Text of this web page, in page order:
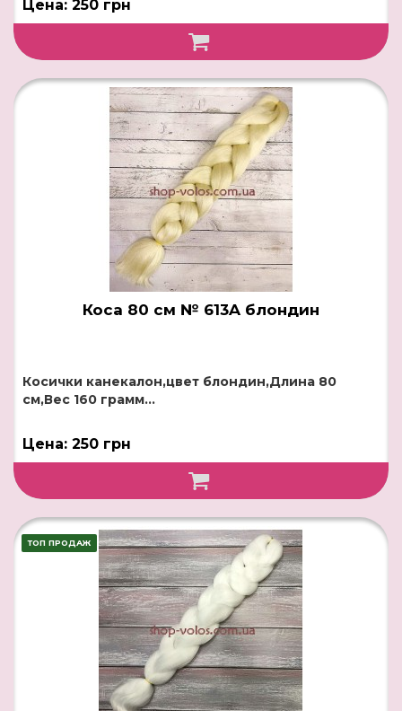
Цена: 250 грн
Коса 80 см № 613A блондин
Косички канекалон,цвет блондин,Длина 80
см,Вес 160 грамм...
Цена: 250 грн
ТОП ПРОДАЖ